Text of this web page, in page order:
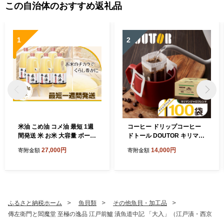
この自治体のおすすめ返礼品
1
米油 こめ油 コメ油 最短 1週
間発送 米 お米 大容量 ボーソ
油 調理油 国産 米ぬか 揚げ物
寄附金額 27,000円
2
コーヒー ドリップコーヒー
ドトール DOUTOR キリマン
パック 大容量 キリマンジャ
寄附金額 14,000円
ふるさと納税ホーム 魚貝類
その他魚貝・加工品
傳左衛門と閻魔堂 至極の逸品 江戸前鱸 漬魚道中記 「大入」（江戸漬・西京